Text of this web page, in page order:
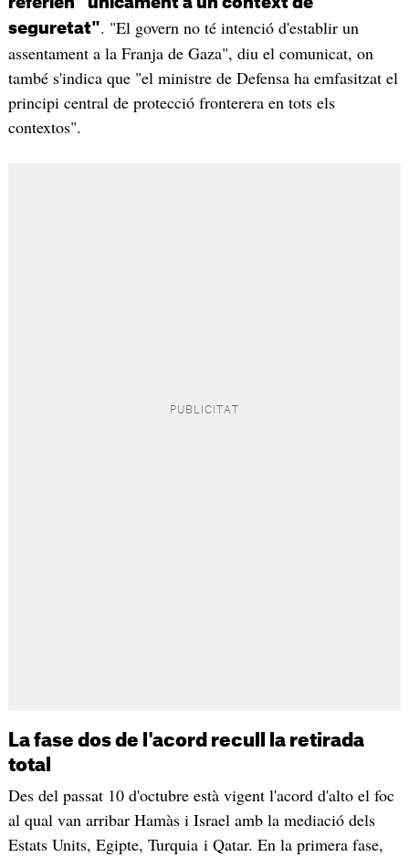
seguretat". "El govern no té intenció d'establir un
assentament a la Franja de Gaza", diu el comunicat, on
també s'indica que "el ministre de Defensa ha emfasitzat el
principi central de protecció fronterera en tots els
contextos".
La fase dos de l'acord recull la retirada
total
Des del passat 10 d'octubre està vigent l'acord d'alto el foc
al qual van arribar Hamàs i Israel amb la mediació dels
Estats Units, Egipte, Turquia i Qatar. En la primera fase,